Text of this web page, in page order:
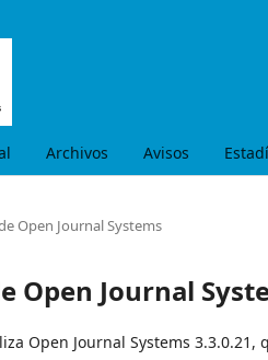
Archivos Avisos
Open Journal Systems
Open Journal
Open Journal Systems